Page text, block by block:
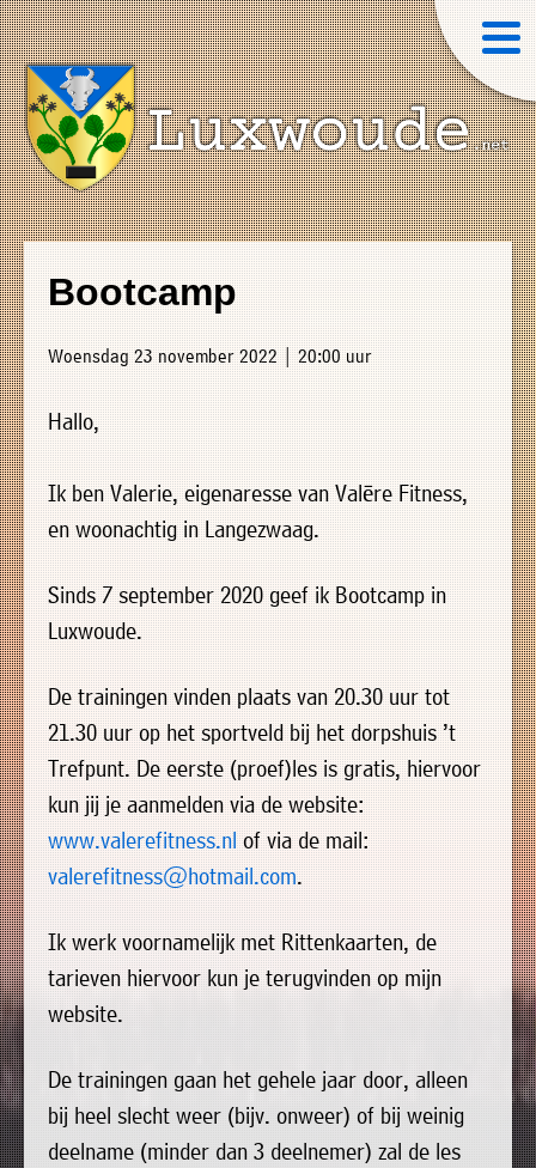
Bootcamp
Woensdag 23 november 2022 | 20:00 uur
Hallo,
Ik ben Valerie, eigenaresse van Valēre Fitness,
en woonachtig in Langezwaag.
Sinds 7 september 2020 geef ik Bootcamp in
Luxwoude.
De trainingen vinden plaats van 20.30 uur tot
21.30 uur op het sportveld bij het dorpshuis ’t
Trefpunt. De eerste (proef)les is gratis, hiervoor
kun jij je aanmelden via de website:
www.valerefitness.nlof via de mail:
valerefitness@hotmail.com.
Ik werk voornamelijk met Rittenkaarten, de
tarieven hiervoor kun je terugvinden op mijn
website.
De trainingen gaan het gehele jaar door, alleen
bij heel slecht weer (bijv. onweer) of bij weinig
deelname (minder dan 3 deelnemer) zal de les
»
Home
»
Welkom
»
Nieuws
»
Agenda
»
Verenigingen
»
Bedrijven
»
Plaatselijk
belang
»
Informatie
lidmaatschap
»
't
Trefpunt
Historische
verhalen
Luxwoude.net
website@luxwoude.net
Plaatselijk
belang
Op
dit
moment
bestaat
het
bestuur
uit
de
volgende
personen:
Voorzitter
vacant
Secretaris
Michiel
Modderman
Penningmeester
vacant
Algemeen
lid
Anco
Hoen
Algemeen
lid
Ids
de
Haan